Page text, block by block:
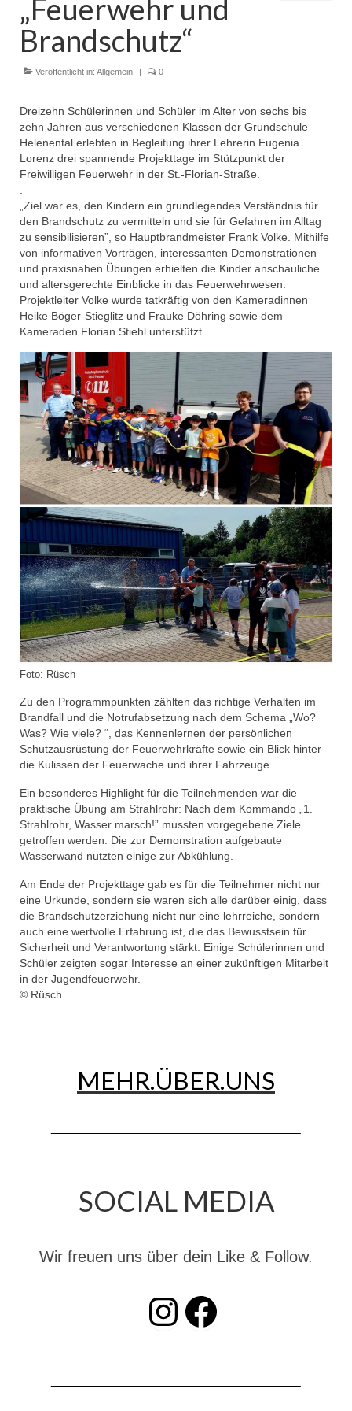
Dienstplan
Einsätze
Einsatzstichworte
Jugendfeuerwehr
Infos
Dienstplan
Gründung Jugendfeuerwehr 1996
25-jähriges Jubiläum Jugendfeuerwehr 2021
Kreiszeltlager 2023
Kinderfeuerwehr
Infos
Dienstplan
Katastrophenschutz
GDekonP-Zug
Dienstplan Dekon-Zug
KatS-Zug
Dienstplan KatS-Zug
10 Jahre KatS-Zug
Musikzug
Infos
Termine
Christkindwiegen
Christkindwiegen 2024
Christkindwiegen 2022
Christkindwiegen 2021
Christkindwiegen 2019
Christkindwiegen 2018
Christkindwiegen 2017
Christkindwiegen 2016
Jahreskonzert 2019
Tagesfahrt 2017
Einsatzfahrzeuge
„Feuerwehr und
Brandschutz“
Veröffentlicht in: Allgemein | 0
Dreizehn Schülerinnen und Schüler im Alter von sechs bis
zehn Jahren aus verschiedenen Klassen der Grundschule
Helenental erlebten in Begleitung ihrer Lehrerin Eugenia
Lorenz drei spannende Projekttage im Stützpunkt der
Freiwilligen Feuerwehr in der St.-Florian-Straße.
„Ziel war es, den Kindern ein grundlegendes Verständnis für
den Brandschutz zu vermitteln und sie für Gefahren im Alltag
zu sensibilisieren”, so Hauptbrandmeister Frank Volke. Mithilfe
von informativen Vorträgen, interessanten Demonstrationen
und praxisnahen Übungen erhielten die Kinder anschauliche
und altersgerechte Einblicke in das Feuerwehrwesen.
Projektleiter Volke wurde tatkräftig von den Kameradinnen
Heike Böger-Stieglitz und Frauke Döhring sowie dem
Kameraden Florian Stiehl unterstützt.
Foto: Rüsch
Zu den Programmpunkten zählten das richtige Verhalten im
Brandfall und die Notrufabsetzung nach dem Schema „Wo?
Was? Wie viele? “, das Kennenlernen der persönlichen
Schutzausrüstung der Feuerwehrkräfte sowie ein Blick hinter
die Kulissen der Feuerwache und ihrer Fahrzeuge.
Ein besonderes Highlight für die Teilnehmenden war die
praktische Übung am Strahlrohr: Nach dem Kommando „1.
Strahlrohr, Wasser marsch!” mussten vorgegebene Ziele
getroffen werden. Die zur Demonstration aufgebaute
Wasserwand nutzten einige zur Abkühlung.
Am Ende der Projekttage gab es für die Teilnehmer nicht nur
eine Urkunde, sondern sie waren sich alle darüber einig, dass
die Brandschutzerziehung nicht nur eine lehrreiche, sondern
auch eine wertvolle Erfahrung ist, die das Bewusstsein für
Sicherheit und Verantwortung stärkt. Einige Schülerinnen und
Schüler zeigten sogar Interesse an einer zukünftigen Mitarbeit
in der Jugendfeuerwehr.
© Rüsch
MEHR.ÜBER.UNS
SOCIAL MEDIA
Wir freuen uns über dein Like & Follow.
INSTAGRAM Facebook